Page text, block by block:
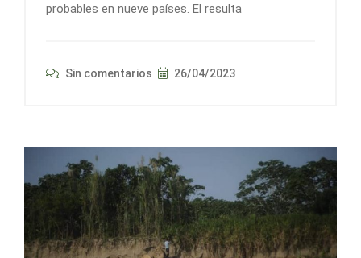
probables en nueve países. El resulta
Sin comentarios 26/04/2023